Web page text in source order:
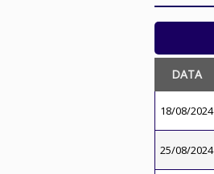
DATA
18/08/2024
25/08/2024